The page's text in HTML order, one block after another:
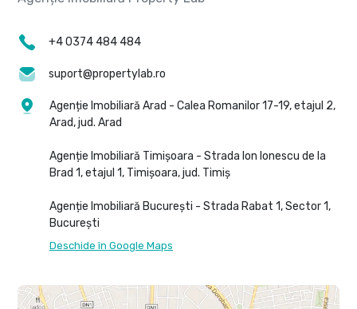
+4 0374 484 484
suport@propertylab.ro
Agenție Imobiliară Arad - Calea Romanilor 17-19, etajul 2,
Arad, jud. Arad
Agenție Imobiliară Timișoara - Strada Ion Ionescu de la
Brad 1, etajul 1, Timișoara, jud. Timiș
Agenție Imobiliară București - Strada Rabat 1, Sector 1,
București
Deschide în Google Maps